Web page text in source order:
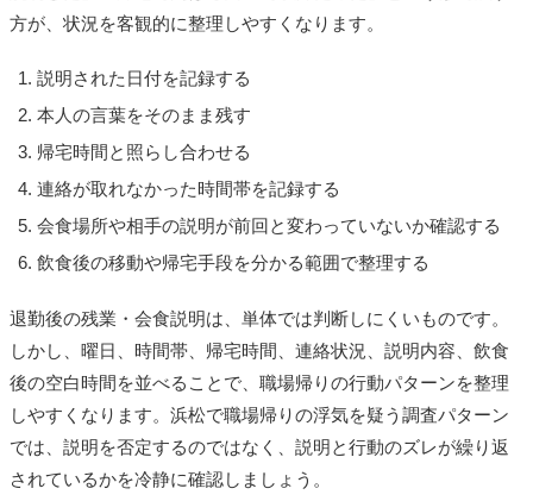
方が、状況を客観的に整理しやすくなります。
説明された日付を記録する
本人の言葉をそのまま残す
帰宅時間と照らし合わせる
連絡が取れなかった時間帯を記録する
会食場所や相手の説明が前回と変わっていないか確認する
飲食後の移動や帰宅手段を分かる範囲で整理する
退勤後の残業・会食説明は、単体では判断しにくいものです。
しかし、曜日、時間帯、帰宅時間、連絡状況、説明内容、飲食
後の空白時間を並べることで、職場帰りの行動パターンを整理
しやすくなります。浜松で職場帰りの浮気を疑う調査パターン
では、説明を否定するのではなく、説明と行動のズレが繰り返
されているかを冷静に確認しましょう。